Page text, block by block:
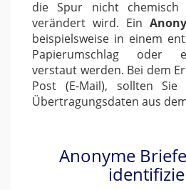
die Spur nicht chemisch
verändert wird. Ein
beispielsweise in einem
Papierumschlag oder
verstaut werden. Bei dem
Post (E-Mail), sollten Sie
Übertragungsdaten aus
Anonyme